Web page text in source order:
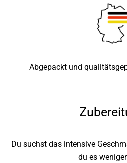
Abgepackt und
Du suchst das intensive
du es